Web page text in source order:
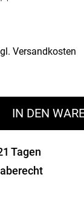
Versandkosten
IN DEN
Tagen